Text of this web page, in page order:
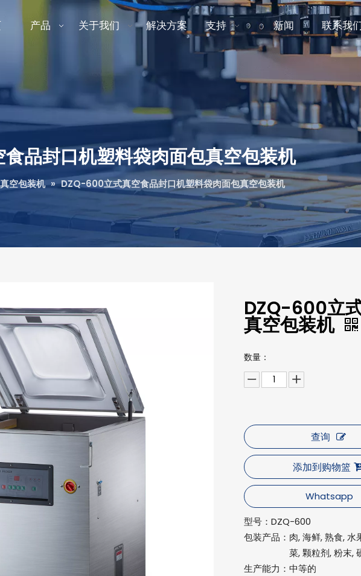
产品 关于我们 解决方案 支持 新闻 联系我
品封口机塑料袋肉面包真空包装机
空包装机 » DZQ-600立式真空食品封口机塑料袋肉面包真空包装机
DZQ-600立
真空包装机
数量：
查询
添加到购物篮
Whatsapp
型号： DZQ-600
包装产品： 肉, 海鲜, 熟食, 水
菜, 颗粒剂, 粉末,
生产能力： 中等的